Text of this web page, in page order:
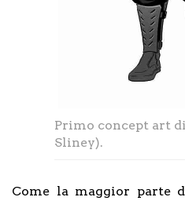
Primo concept art
Sliney).
Come la maggior parte